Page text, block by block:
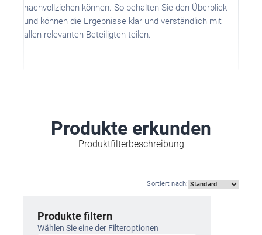
nachvollziehen können. So behalten Sie den Überblick
und können die Ergebnisse klar und verständlich mit
allen relevanten Beteiligten teilen.
Produkte erkunden
Produktfilterbeschreibung
Sortiert nach:
Produkte filtern
Wählen Sie eine der Filteroptionen